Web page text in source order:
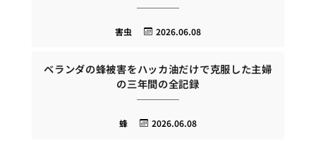
2026.06.08
害虫
ベランダの蜂被害をハッカ油だけで克服した主婦
の三年間の全記録
2026.06.08
蜂